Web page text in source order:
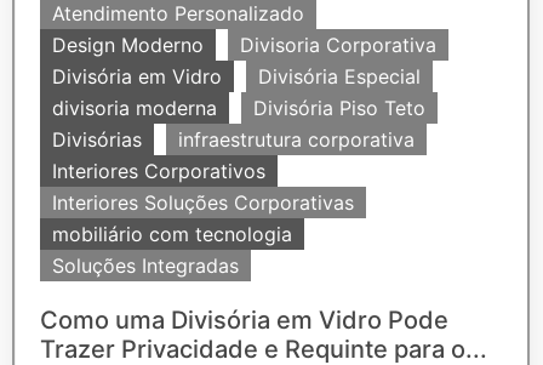
Atendimento Personalizado
Design Moderno
Divisoria Corporativa
Divisória em Vidro
Divisória Especial
divisoria moderna
Divisória Piso Teto
Divisórias
infraestrutura corporativa
Interiores Corporativos
Interiores Soluções Corporativas
mobiliário com tecnologia
Soluções Integradas
Como uma Divisória em Vidro Pode
Trazer Privacidade e Requinte para o...